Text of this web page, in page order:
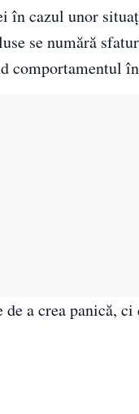
cazul unor
se numără
a crea panică,